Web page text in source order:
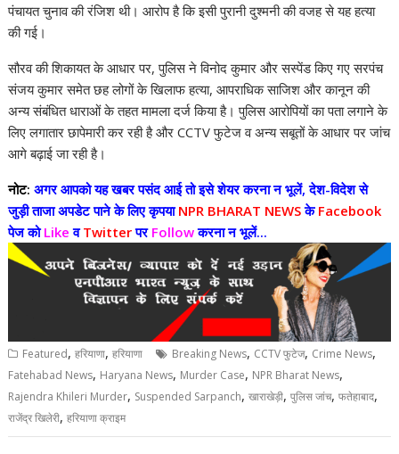
पंचायत चुनाव की रंजिश थी। आरोप है कि इसी पुरानी दुश्मनी की वजह से यह हत्या
की गई।
सौरव की शिकायत के आधार पर, पुलिस ने विनोद कुमार और सस्पेंड किए गए सरपंच
संजय कुमार समेत छह लोगों के खिलाफ हत्या, आपराधिक साजिश और कानून की
अन्य संबंधित धाराओं के तहत मामला दर्ज किया है। पुलिस आरोपियों का पता लगाने के
लिए लगातार छापेमारी कर रही है और CCTV फुटेज व अन्य सबूतों के आधार पर जांच
आगे बढ़ाई जा रही है।
नोट: अगर आपको यह खबर पसंद आई तो इसे शेयर करना न भूलें, देश-विदेश से
जुड़ी ताजा अपडेट पाने के लिए कृपयाNPR BHARAT NEWSके Facebook
पेज कोLike वTwitterपर Followकरना न भूलें...
Featured,हरियाणा,हरियाणा Breaking News, CCTV फुटेज, Crime News,
Fatehabad News, Haryana News, Murder Case, NPR Bharat News,
Rajendra Khileri Murder, Suspended Sarpanch,खाराखेड़ी,पुलिस जांच,फतेहाबाद,
राजेंद्र खिलेरी,हरियाणा क्राइम